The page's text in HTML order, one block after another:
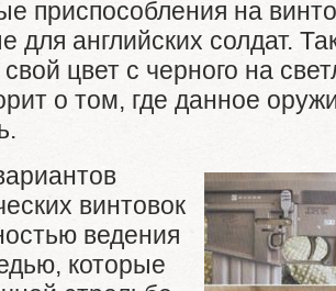
приспособления на
для английских солдат.
цвет с черного на
о том, где данное
винтовок
ведения
которые